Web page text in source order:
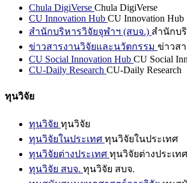
Chula DigiVerse Chula DigiVerse
CU Innovation Hub CU Innovation Hub
สำนักบริหารวิจัยจุฬาฯ (สบจ.) สำนักบ
ข่าวสารงานวิจัยและนวัตกรรม ข่าวส
CU Social Innovation Hub CU Social
CU-Daily Research CU-Daily Research
ทุนวิจัย
ทุนวิจัย ทุนวิจัย
ทุนวิจัยในประเทศ ทุนวิจัยในประเทศ
ทุนวิจัยต่างประเทศ ทุนวิจัยต่างประเทศ
ทุนวิจัย สบจ. ทุนวิจัย สบจ.